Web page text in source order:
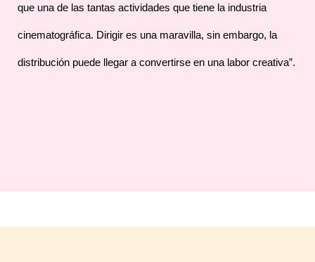
que una de las tantas actividades que tiene la industria
cinematográfica. Dirigir es una maravilla, sin embargo, la
distribución puede llegar a convertirse en una labor creativa”.